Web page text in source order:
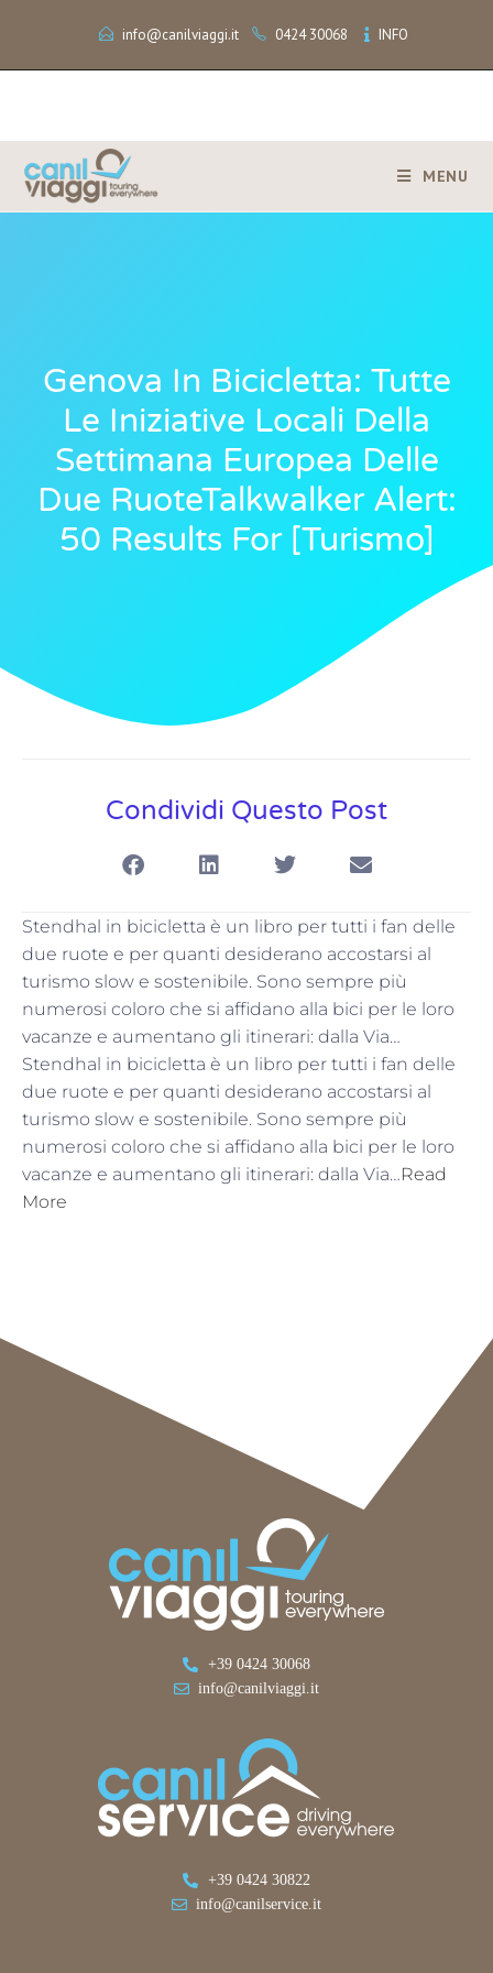
info@canilviaggi.it 0424 30068 INFO
MENU
Genova In Bicicletta: Tutte
Le Iniziative Locali Della
Settimana Europea Delle
Due RuoteTalkwalker Alert:
50 Results For [turismo]
Condividi Questo Post
Stendhal in bicicletta è un libro per tutti i fan delle
due ruote e per quanti desiderano accostarsi al
turismo slow e sostenibile. Sono sempre più
numerosi coloro che si affidano alla bici per le loro
vacanze e aumentano gli itinerari: dalla Via…
Stendhal in bicicletta è un libro per tutti i fan delle
due ruote e per quanti desiderano accostarsi al
turismo slow e sostenibile. Sono sempre più
numerosi coloro che si affidano alla bici per le loro
vacanze e aumentano gli itinerari: dalla Via…Read
More
+39 0424 30068
info@canilviaggi.it
+39 0424 30822
info@canilservice.it